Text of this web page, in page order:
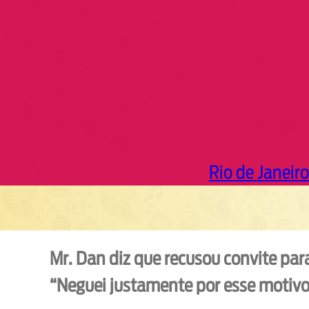
Rio de Janeiro
Mr. Dan diz que recusou convite
“Neguei justamente por esse